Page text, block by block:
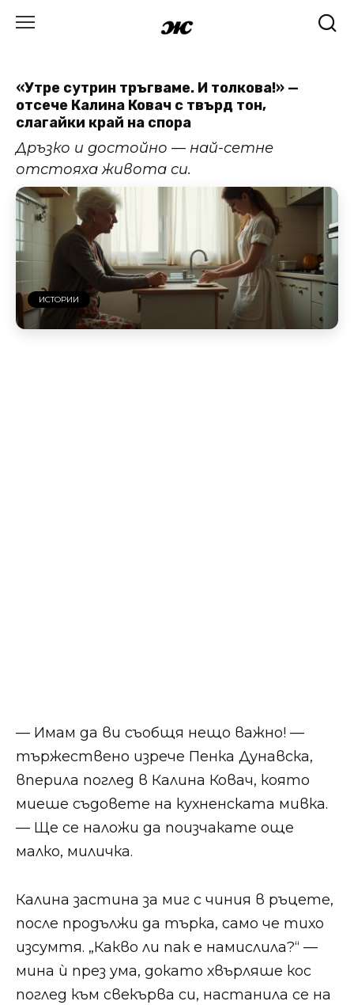
«Утре сутрин тръгваме. И толкова!» —
отсече Калина Ковач с твърд тон,
слагайки край на спора
Дръзко и достойно — най-сетне
отстояха живота си.
ИСТОРИИ
— Имам да ви съобщя нещо важно! —
тържествено изрече Пенка Дунавска,
вперила поглед в Калина Ковач, която
миеше съдовете на кухненската мивка.
— Ще се наложи да поизчакате още
малко, миличка.
Калина застина за миг с чиния в ръцете,
после продължи да търка, само че тихо
изсумтя. „Какво ли пак е намислила?“ —
мина ѝ през ума, докато хвърляше кос
поглед към свекърва си, настанила се на